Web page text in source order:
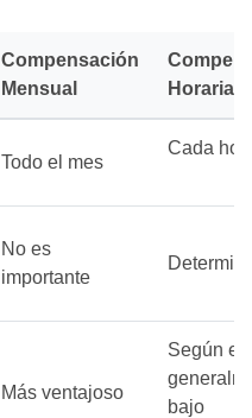
Compensación
Mensual
Horaria
Todo el mes
Cada
No es
importante
Más ventajoso
Según el
bajo